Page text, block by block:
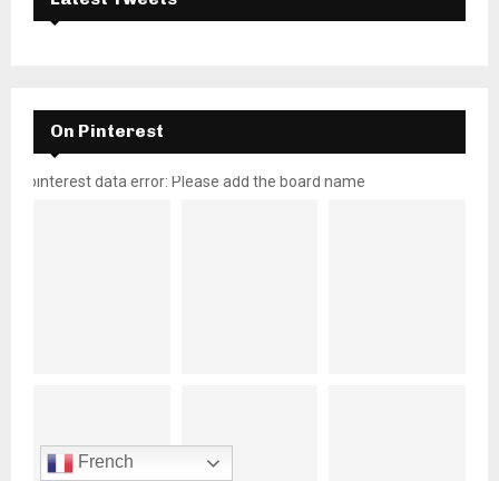
On Pinterest
pinterest data error: Please add the board name
French